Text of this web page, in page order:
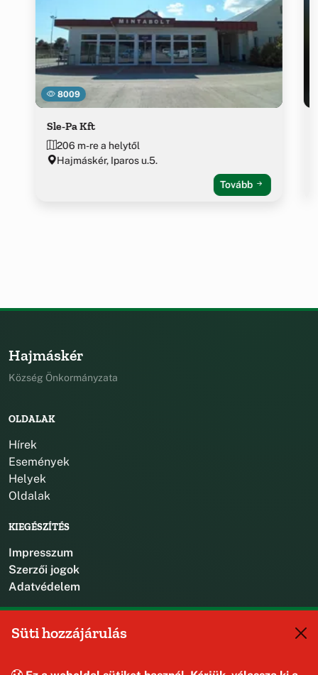
8009
Sle-Pa Kft
206 m-re a helytől
Hajmáskér, Iparos u.5.
Tovább
Hajmáskér
Község Önkormányzata
OLDALAK
Hírek
Események
Helyek
Oldalak
KIEGÉSZÍTÉS
Impresszum
Szerzői jogok
Adatvédelem
+36 88 587 470
Süti hozzájárulás